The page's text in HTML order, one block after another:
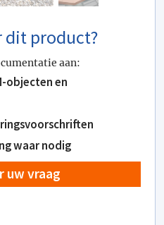
dit product?
aan:
objecten en
waar nodig
uw vraag